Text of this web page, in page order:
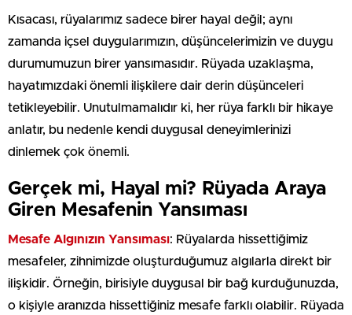
Kısacası, rüyalarımız sadece birer hayal değil; aynı
zamanda içsel duygularımızın, düşüncelerimizin ve duygu
durumumuzun birer yansımasıdır. Rüyada uzaklaşma,
hayatımızdaki önemli ilişkilere dair derin düşünceleri
tetikleyebilir. Unutulmamalıdır ki, her rüya farklı bir hikaye
anlatır, bu nedenle kendi duygusal deneyimlerinizi
dinlemek çok önemli.
Gerçek mi, Hayal mi? Rüyada Araya
Giren Mesafenin Yansıması
Mesafe Algınızın Yansıması: Rüyalarda hissettiğimiz
mesafeler, zihnimizde oluşturduğumuz algılarla direkt bir
ilişkidir. Örneğin, birisiyle duygusal bir bağ kurduğunuzda,
o kişiyle aranızda hissettiğiniz mesafe farklı olabilir. Rüyada